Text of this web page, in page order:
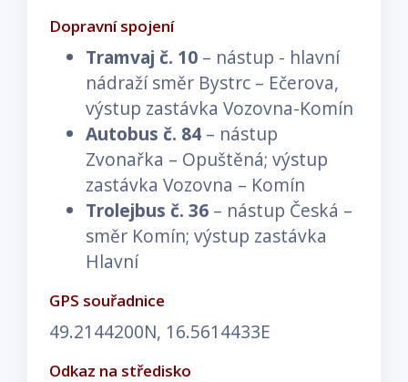
Dopravní spojení
Tramvaj č. 10 – nástup - hlavní
nádraží směr Bystrc – Ečerova,
výstup zastávka Vozovna-Komín
Autobus č. 84 – nástup
Zvonařka – Opuštěná; výstup
zastávka Vozovna – Komín
Trolejbus č. 36 – nástup Česká –
směr Komín; výstup zastávka
Hlavní
GPS souřadnice
49.2144200N, 16.5614433E
Odkaz na středisko